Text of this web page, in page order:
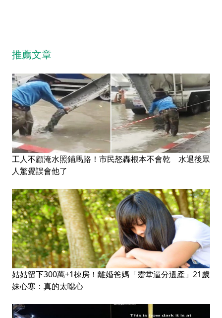
推薦文章
工人不顧淹水照鋪馬路！市民怒轟根本不會乾 水退後眾
人驚覺誤會他了
姑姑留下300萬+1棟房！離婚爸媽「靈堂逼分遺產」21歲
妹心寒：真的太噁心